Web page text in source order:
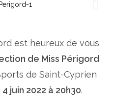
est heureux de vous
de Miss Périgord
de Saint-Cyprien
juin 2022 à 20h30.